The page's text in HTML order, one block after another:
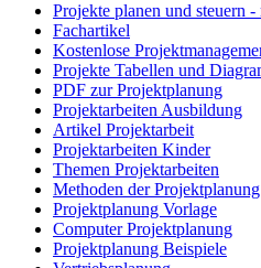
Projekte planen und steuern
Fachartikel
Kostenlose
Projekte Tabellen und
PDF zur Projektplanung
Projektarbeiten Ausbildung
Artikel Projektarbeit
Projektarbeiten Kinder
Themen Projektarbeiten
Methoden der Projektplanung
Projektplanung Vorlage
Computer Projektplanung
Projektplanung Beispiele